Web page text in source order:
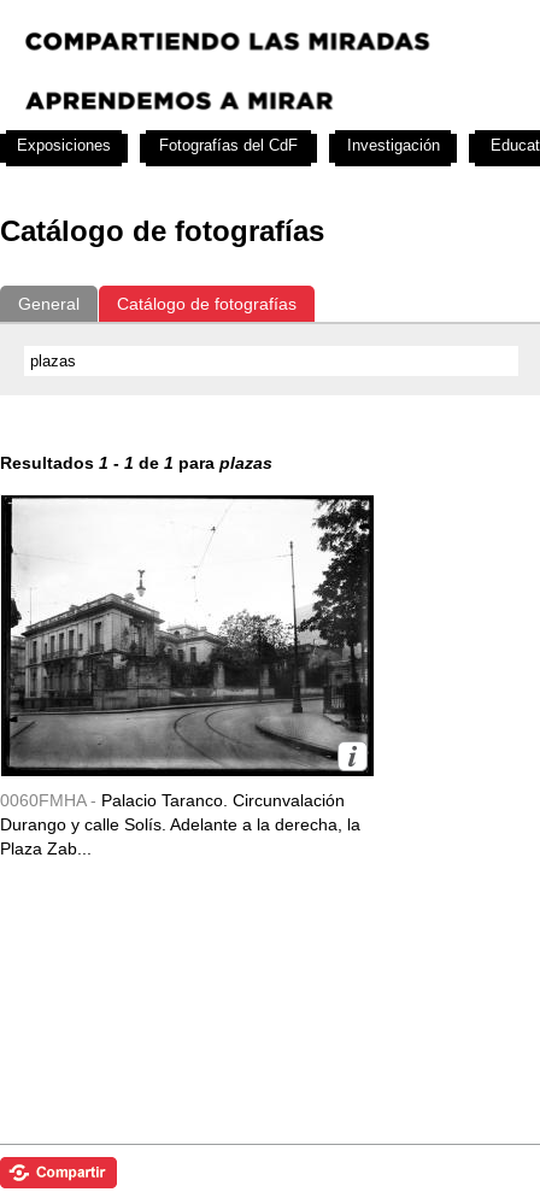
Catálogo de fotografías
General Catálogo de fotografías
Resultados 1 - 1 de 1 para plazas
0060FMHA - Palacio Taranco. Circunvalación
Durango y calle Solís. Adelante a la derecha, la
Plaza Zab...
Exposiciones Fotografías del CdF Investigación